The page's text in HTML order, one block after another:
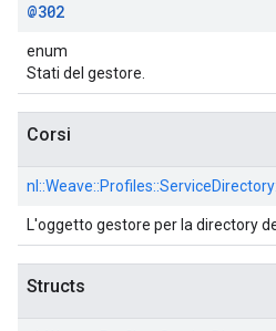
@302
enum
Stati del gestore.
Corsi
nl::Weave::Profiles::
L'oggetto gestore per la directory
Structs